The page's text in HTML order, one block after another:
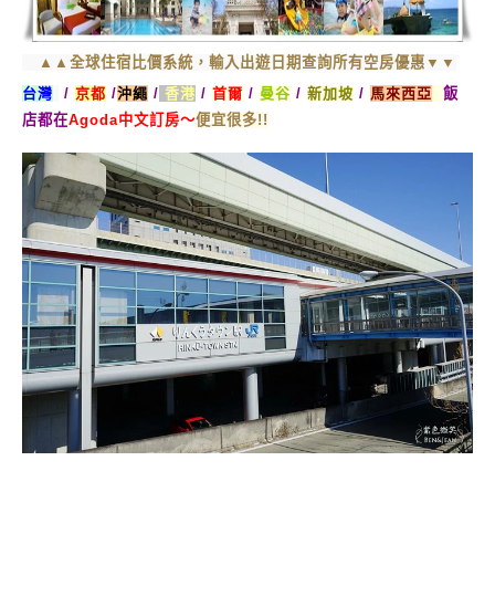
▲▲全球住宿比價系統，輸入出遊日期查詢所有空房優惠▼▼
台灣
/ 京都 /沖繩 / 香港 / 首爾 / 曼谷 / 新加坡 / 馬來西亞
飯
店都在Agoda中文訂房～便宜很多!!